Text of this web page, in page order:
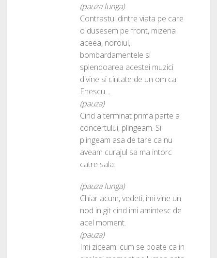
(pauza lunga)
Contrastul dintre viata pe care
o dusesem pe front, mizeria
aceea, noroiul,
bombardamentele si
splendoarea acestei muzici
divine si cintate de un om ca
Enescu…
(pauza)
Cind a terminat prima parte a
concertului, plingeam. Si
plingeam asa de tare ca nu
aveam curajul sa ma intorc
catre sala.
(pauza lunga)
Chiar acum, vedeti, imi vine un
nod in git cind imi amintesc de
acel moment.
(pauza)
Imi ziceam: cum se poate ca in